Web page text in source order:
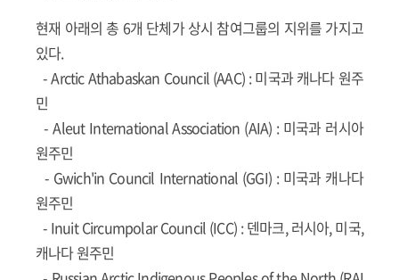
현재 아래의 총 6개 단체가 상시 참여그룹의 지위를 가지고
있다.
-Arctic Athabaskan Council (AAC) : 미국과 캐나다 원주
민
-Aleut International Association (AIA) : 미국과 러시아
원주민
- Gwich'in Council International (GGI) : 미국과 캐나다
원주민
- Inuit Circumpolar Council (ICC) : 덴마크, 러시아, 미국,
캐나다 원주민